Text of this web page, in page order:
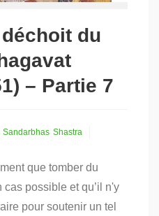
du
– Partie 7
Sandarbhas Shastra
que tomber du
possible et qu’il n'y
pour soutenir un tel